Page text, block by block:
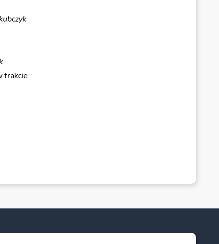
trakcie